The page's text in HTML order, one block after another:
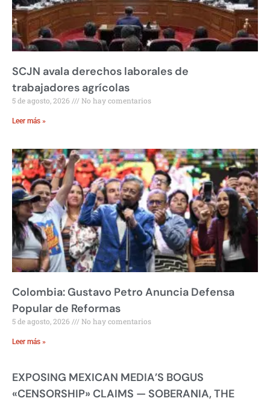
SCJN avala derechos laborales de
trabajadores agrícolas
5 de agosto, 2026 No hay comentarios
Leer más »
Colombia: Gustavo Petro Anuncia Defensa
Popular de Reformas
5 de agosto, 2026 No hay comentarios
Leer más »
EXPOSING MEXICAN MEDIA’S BOGUS
«CENSORSHIP» CLAIMS — SOBERANIA, THE